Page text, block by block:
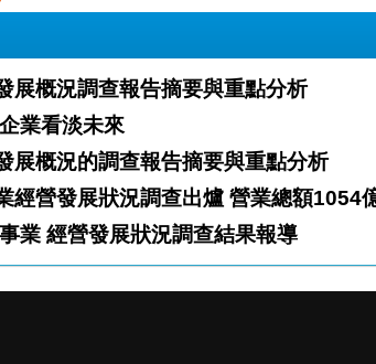
展概況調查報告摘要與重點分析
業看淡未來
展概況的調查報告摘要與重點分析
2022年多層次傳銷事業經營發展狀況
2021 台灣多層次傳銷事業 經營發展狀況調查結果報導